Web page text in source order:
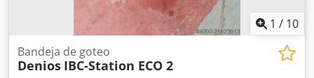
1 / 10
Bandeja de goteo
Denios IBC-Station ECO 2